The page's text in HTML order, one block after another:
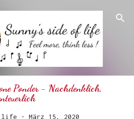
zum Hauptbereich
Ponder - Nachdenklich,
life - März 15, 2020